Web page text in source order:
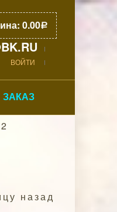
0.00Р
ВОЙТИ
назад